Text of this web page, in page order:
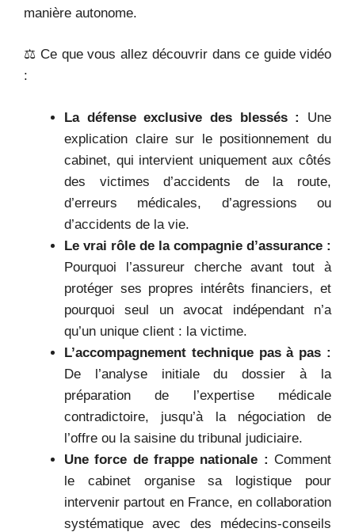
manière autonome.
⚖️ Ce que vous allez découvrir dans ce guide vidéo
:
La défense exclusive des blessés :
Une
explication claire sur le positionnement du
cabinet, qui intervient uniquement aux côtés
des victimes d’accidents de la route,
d’erreurs médicales, d’agressions ou
d’accidents de la vie.
Le vrai rôle de la compagnie d’assurance :
Pourquoi l’assureur cherche avant tout à
protéger ses propres intérêts financiers, et
pourquoi seul un avocat indépendant n’a
qu’un unique client : la victime.
L’accompagnement technique pas à pas :
De l’analyse initiale du dossier à la
préparation de l’expertise médicale
contradictoire, jusqu’à la négociation de
l’offre ou la saisine du tribunal judiciaire.
Une force de frappe nationale : Comment
le cabinet organise sa logistique pour
intervenir partout en France, en collaboration
systématique avec des médecins-conseils